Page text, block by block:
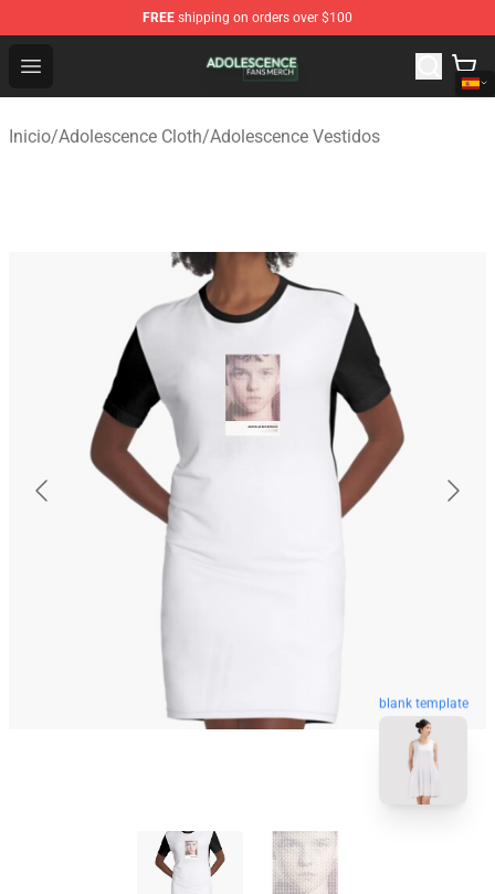
FREE shipping on orders over $100
Open menu
Adolescence Shop - Official Adolescence Merchandise
Inicio/Adolescence Cloth/Adolescence Vestidos
blank template